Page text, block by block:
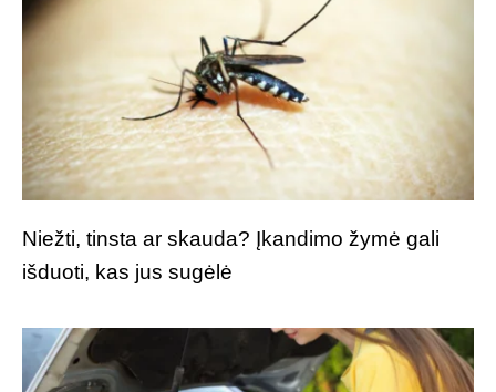
Niežti, tinsta ar skauda? Įkandimo žymė gali
išduoti, kas jus sugėlė